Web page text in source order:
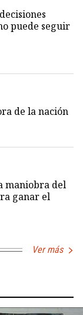
puede seguir
de la nación
maniobra del
ganar el
Ver más